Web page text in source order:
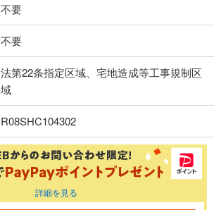
不要
不要
法第22条指定区域、宅地造成等工事規制区
域
R08SHC104302
詳細を見る